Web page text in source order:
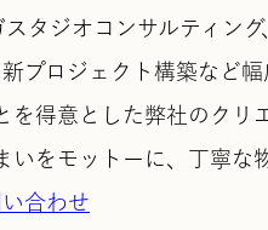
タジオコンサルティング
プロジェクト構築など幅
得意とした弊社のクリ
をモットーに、丁寧な
合わせ